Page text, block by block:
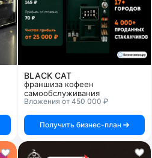
BLACK CAT
франшиза кофеен
самообслуживания
Вложения от 450 000 ₽
Получить бизнес-план